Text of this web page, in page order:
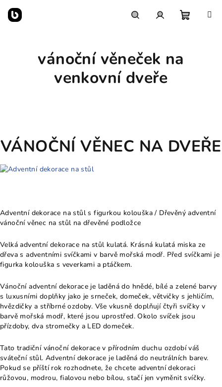
obsah
vánoční věneček na
venkovní dveře
VÁNOČNÍ VĚNEC NA DVEŘE
Adventní dekorace na stůl s figurkou kolouška / Dřevěný adventní
vánoční věnec na stůl na dřevěné podložce
Velká adventní dekorace na stůl kulatá. Krásná kulatá miska ze
dřeva s adventními svíčkami v barvě mořská modř. Před svíčkami je
figurka kolouška s veverkami a ptáčkem.
Vánoční adventní dekorace je laděná do hnědé, bílé a zelené barvy
s luxusními doplňky jako je srneček, domeček, větvičky s jehličím,
hvězdičky a stříbrné ozdoby. Vše vkusně doplňují čtyři svíčky v
barvě mořská modř, které jsou uprostřed. Okolo svíček jsou
přízdoby, dva stromečky a LED domeček.
Tato tradiční vánoční dekorace v přírodním duchu ozdobí váš
sváteční stůl. Adventní dekorace je laděná do neutrálních barev.
Pokud se příští rok rozhodnete, že chcete adventní dekoraci
růžovou, modrou, fialovou nebo bílou, stačí jen vyměnit svíčky.